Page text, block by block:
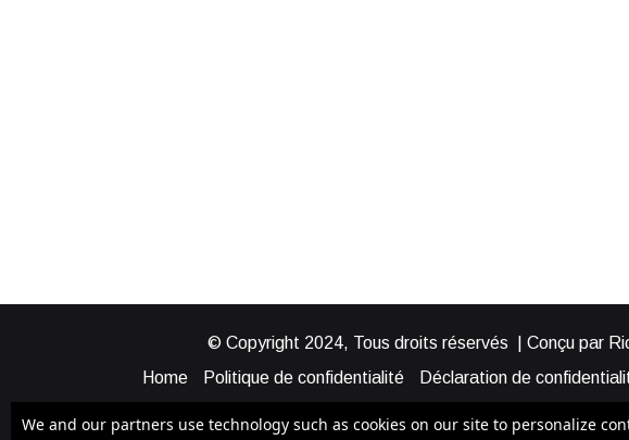
© Copyright 2024, Tous droits réservés | Conçu par
Home
Politique de confidentialité Déclaration de
We and our partners use technology such as cookies on our site to personalize